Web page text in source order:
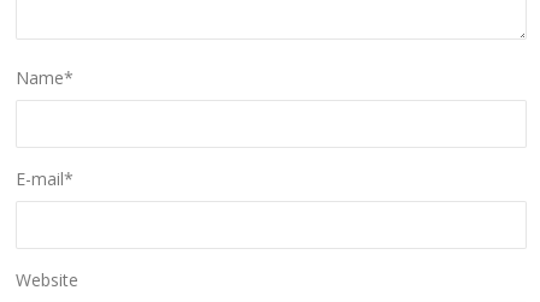
Name*
E-mail*
Website